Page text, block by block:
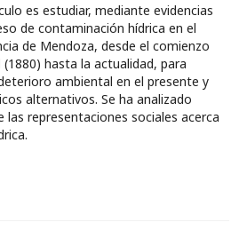
es estudiar, mediante evidencias
de contaminación hídrica en el
de Mendoza, desde el comienzo
hasta la actualidad, para
ambiental en el presente y
alternativos. Se ha analizado
las representaciones sociales acerca